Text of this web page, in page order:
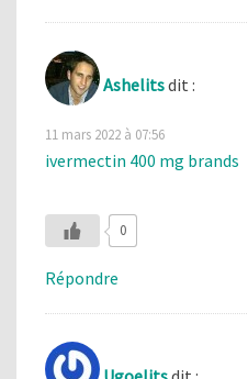
Ashelitsdit :
11 mars 2022 à 07:56
ivermectin 400 mg brands
0
Répondre